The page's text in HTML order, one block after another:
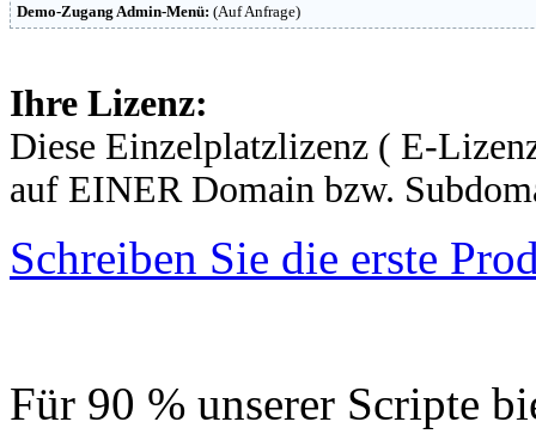
Demo-Zugang Admin-Menü: (Auf Anfrage)
Ihre Lizenz:
Diese Einzelplatzlizenz ( E-
auf EINER Domain bzw.
Schreiben Sie die erste
Für 90 % unserer Scripte